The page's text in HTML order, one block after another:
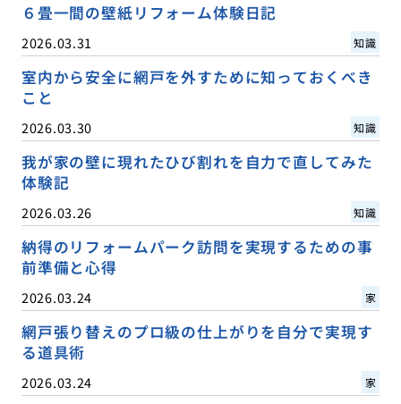
６畳一間の壁紙リフォーム体験日記
2026.03.31 知識
室内から安全に網戸を外すために知っておくべき
こと
2026.03.30 知識
我が家の壁に現れたひび割れを自力で直してみた
体験記
2026.03.26 知識
納得のリフォームパーク訪問を実現するための事
前準備と心得
2026.03.24 家
網戸張り替えのプロ級の仕上がりを自分で実現す
る道具術
2026.03.24 家